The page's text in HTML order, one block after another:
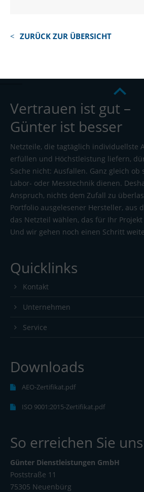
ZURÜCK ZUR ÜBERSICHT
Vertrauen ist gut –
Günter ist besser
Netzteile, die tagtäglich individuellste
erfüllen und Höchstleistung liefern,
Sache nicht: Ausfallen. Ganz gleich ob
Labor- oder Messtechnik dienen.
Anspruch, nichts dem Zufall zu
Portfolio ausgelesener Hersteller, aus
das Netzteil wählen, das für Ihr Projekt
Und wir gehen noch einen Schritt
Quicklinks
Kontakt
Unternehmen
Service
Downloads
AEO-Zertifikat.pdf
ISO 9001:2015-Zertifikat.pdf
So erreichen Sie uns
Günter Dienstleistungen GmbH
Poststraße 11
75305 Neuenbürg